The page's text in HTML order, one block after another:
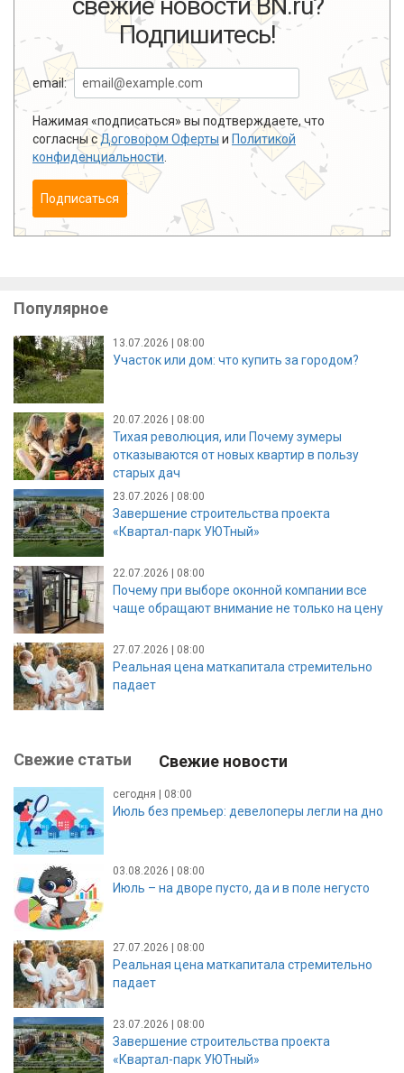
Подпишитесь!
email:
Нажимая «подписаться» вы подтверждаете, что
согласны сДоговором Оферты и Политикой
конфиденциальности
Подписаться
Популярное
13.07.2026 | 08:00
Участок или дом: что купить за городом?
20.07.2026 | 08:00
Тихая революция, или Почему зумеры
отказываются от новых квартир в пользу
старых дач
23.07.2026 | 08:00
Завершение строительства проекта
«Квартал-парк УЮТный»
22.07.2026 | 08:00
Почему при выборе оконной компании все
чаще обращают внимание не только на цену
27.07.2026 | 08:00
Реальная цена маткапитала стремительно
падает
Свежие статьи Свежие новости
сегодня | 08:00
Июль без премьер: девелоперы легли на дно
03.08.2026 | 08:00
Июль – на дворе пусто, да и в поле негусто
27.07.2026 | 08:00
Реальная цена маткапитала стремительно
падает
23.07.2026 | 08:00
Завершение строительства проекта
«Квартал-парк УЮТный»